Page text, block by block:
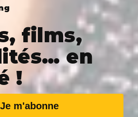
films,
en
!
Je m'abonne